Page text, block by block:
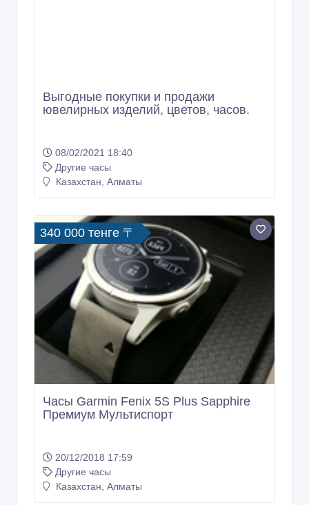
Выгодные покупки и продажи
ювелирных изделий, цветов, часов.
08/02/2021 18:40
Другие часы
Казахстан, Алматы
340 000 тенге 〒
Часы Garmin Fenix 5S Plus Sapphire
Премиум Мультиспорт
20/12/2018 17:59
Другие часы
Казахстан, Алматы